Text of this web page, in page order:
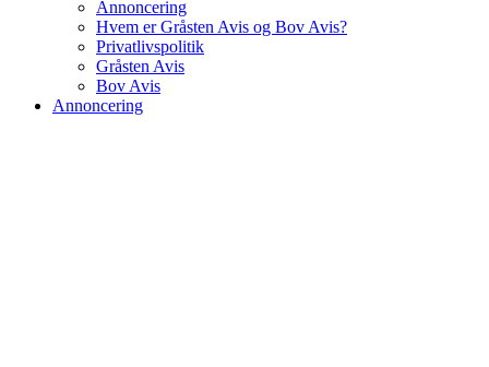
Annoncering
Hvem er Gråsten Avis og Bov Avis?
Privatlivspolitik
Gråsten Avis
Bov Avis
Annoncering